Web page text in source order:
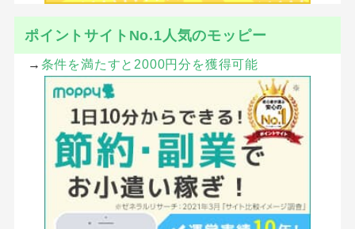
ポイントサイトNo.1人気のモッピー
→ 条件を満たすと2000円分を獲得可能